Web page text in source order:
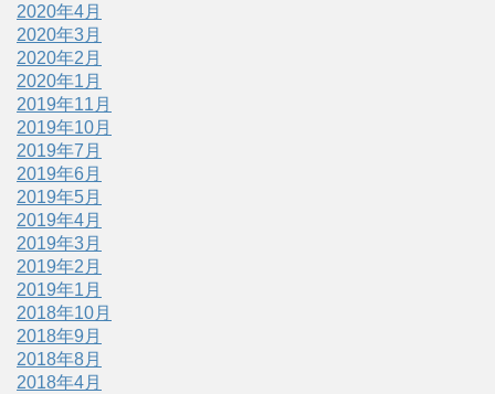
2020年4月
2020年3月
2020年2月
2020年1月
2019年11月
2019年10月
2019年7月
2019年6月
2019年5月
2019年4月
2019年3月
2019年2月
2019年1月
2018年10月
2018年9月
2018年8月
2018年4月